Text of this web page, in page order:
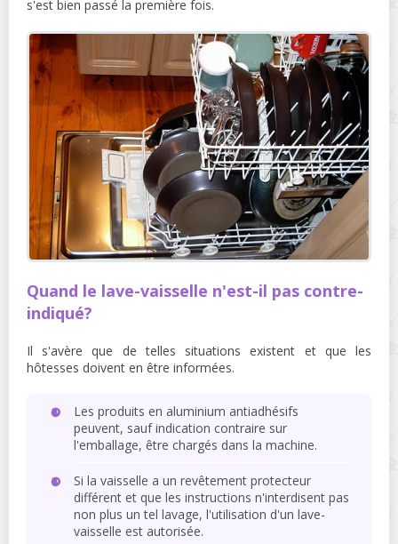
s'est bien passé la première fois.
Quand le lave-vaisselle n'est-il pas contre-
indiqué?
Il s'avère que de telles situations existent et que les
hôtesses doivent en être informées.
Les produits en aluminium antiadhésifs
peuvent, sauf indication contraire sur
l'emballage, être chargés dans la machine.
Si la vaisselle a un revêtement protecteur
différent et que les instructions n'interdisent pas
non plus un tel lavage, l'utilisation d'un lave-
vaisselle est autorisée.